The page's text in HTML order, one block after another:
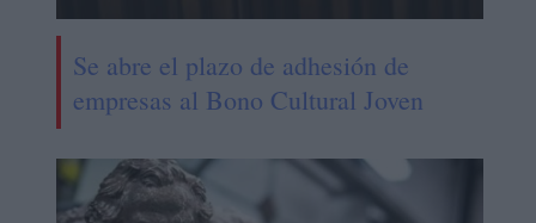
Se abre el plazo de adhesión de
empresas al Bono Cultural Joven